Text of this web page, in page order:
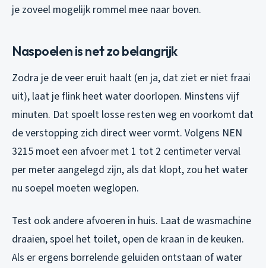
je zoveel mogelijk rommel mee naar boven.
Naspoelen is net zo belangrijk
Zodra je de veer eruit haalt (en ja, dat ziet er niet fraai
uit), laat je flink heet water doorlopen. Minstens vijf
minuten. Dat spoelt losse resten weg en voorkomt dat
de verstopping zich direct weer vormt. Volgens NEN
3215 moet een afvoer met 1 tot 2 centimeter verval
per meter aangelegd zijn, als dat klopt, zou het water
nu soepel moeten weglopen.
Test ook andere afvoeren in huis. Laat de wasmachine
draaien, spoel het toilet, open de kraan in de keuken.
Als er ergens borrelende geluiden ontstaan of water